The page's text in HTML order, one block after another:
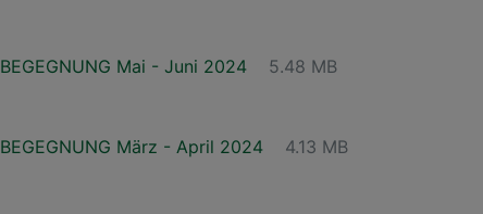
BEGEGNUNG Mai - Juni 2024 5.48 MB
BEGEGNUNG März - April 2024 4.13 MB